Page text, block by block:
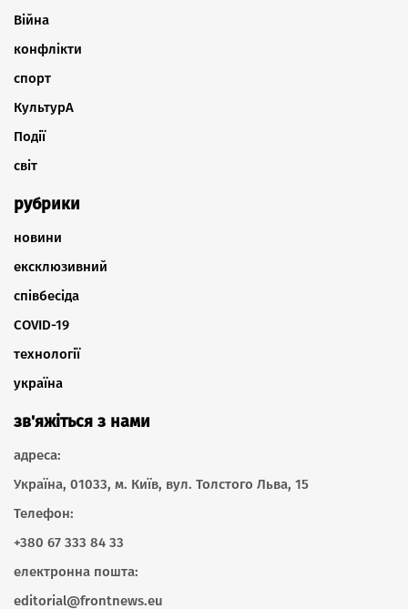
Війна
конфлікти
спорт
КультурА
Події
світ
рубрики
новини
ексклюзивний
співбесіда
COVID-19
технології
україна
зв'яжіться з нами
адреса:
Україна, 01033, м. Київ, вул. Толстого Льва, 15
Телефон:
+380 67 333 84 33
електронна пошта:
editorial@frontnews.eu